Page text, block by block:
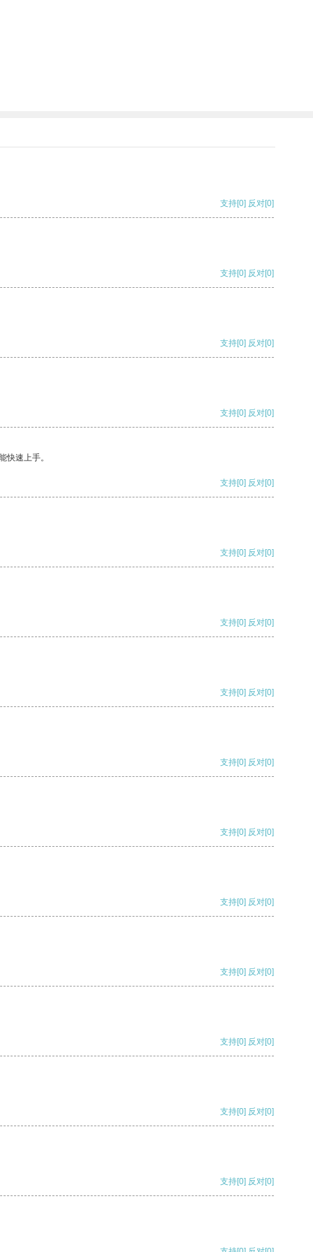
支持[0] 反对[0]
支持[0] 反对[0]
支持[0] 反对[0]
支持[0] 反对[0]
快速上手。
支持[0] 反对[0]
支持[0] 反对[0]
支持[0] 反对[0]
支持[0] 反对[0]
支持[0] 反对[0]
支持[0] 反对[0]
支持[0] 反对[0]
支持[0] 反对[0]
支持[0] 反对[0]
支持[0] 反对[0]
支持[0] 反对[0]